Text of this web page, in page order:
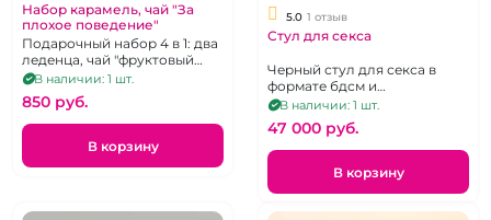
Набор карамель, чай "За
плохое поведение"
Подарочный набор 4 в 1: два
леденца, чай "фруктовый
микс", наручники
фиолетового цвета.
В наличии: 1 шт.
850 pуб.
В корзину
5.0 1 отзыв
Стул для секса
Черный стул для секса в
формате бдсм и
гинекологического кресла.
Размеры: 105 x 42 x 17 см.
В наличии: 1 шт.
47 000 pуб.
В корзину